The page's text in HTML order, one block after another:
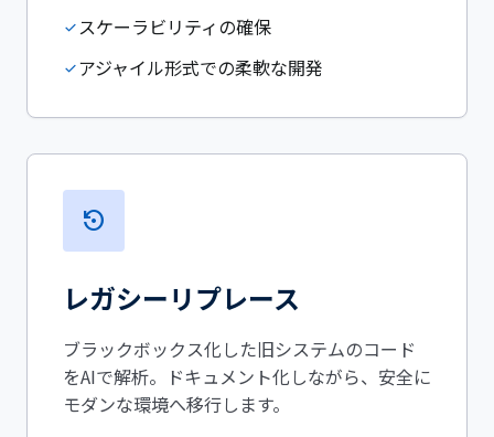
checkスケーラビリティの確保
checkアジャイル形式での柔軟な開発
settings_backup_restore
レガシーリプレース
ブラックボックス化した旧システムのコード
をAIで解析。ドキュメント化しながら、安全に
モダンな環境へ移行します。